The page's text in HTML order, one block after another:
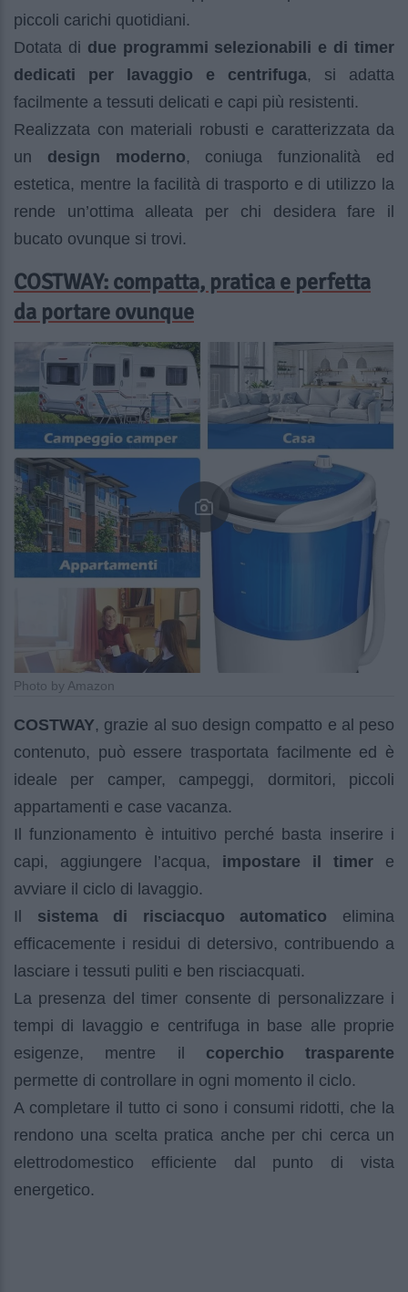
piccoli carichi quotidiani.
Dotata di due programmi selezionabili e di timer
dedicati per lavaggio e centrifuga, si adatta
facilmente a tessuti delicati e capi più resistenti.
Realizzata con materiali robusti e caratterizzata da
un design moderno, coniuga funzionalità ed
estetica, mentre la facilità di trasporto e di utilizzo la
rende un’ottima alleata per chi desidera fare il
bucato ovunque si trovi.
COSTWAY: compatta, pratica e perfetta
da portare ovunque
Photo by Amazon
COSTWAY, grazie al suo design compatto e al peso
contenuto, può essere trasportata facilmente ed è
ideale per camper, campeggi, dormitori, piccoli
appartamenti e case vacanza.
Il funzionamento è intuitivo perché basta inserire i
capi, aggiungere l’acqua, impostare il timer e
avviare il ciclo di lavaggio.
Il sistema di risciacquo automatico elimina
efficacemente i residui di detersivo, contribuendo a
lasciare i tessuti puliti e ben risciacquati.
La presenza del timer consente di personalizzare i
tempi di lavaggio e centrifuga in base alle proprie
esigenze, mentre il coperchio trasparente
permette di controllare in ogni momento il ciclo.
A completare il tutto ci sono i consumi ridotti, che la
rendono una scelta pratica anche per chi cerca un
elettrodomestico efficiente dal punto di vista
energetico.